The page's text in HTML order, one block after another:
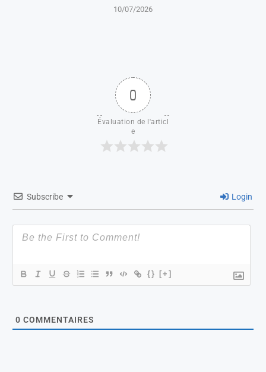
10/07/2026
0
Évaluation de l'articl
e
Subscribe Login
{} [+]
0 COMMENTAIRES